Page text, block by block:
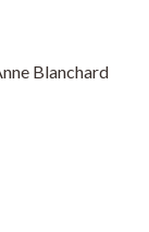
Blanchard